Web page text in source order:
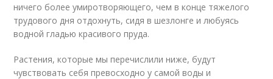
ничего более умиротворяющего, чем в конце тяжелого
трудового дня отдохнуть, сидя в шезлонге и любуясь
водной гладью красивого пруда.
Растения, которые мы перечислили ниже, будут
чувствовать себя превосходно у самой воды и